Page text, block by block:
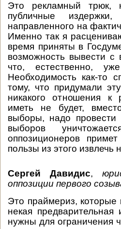
Это рекламный трюк,
публичные
направленного на
Именно так я
время приняты в
возможность вывести с
что, естественно,
Необходимость как-то
тому, что придумали
никакого отношения к
иметь не будет,
выборы, надо провести
выборов
оппозиционеров
пользы из этого извлечь
Сергей Давидис,
оппозиции первого
Это праймериз,
некая
нужны для ограничения